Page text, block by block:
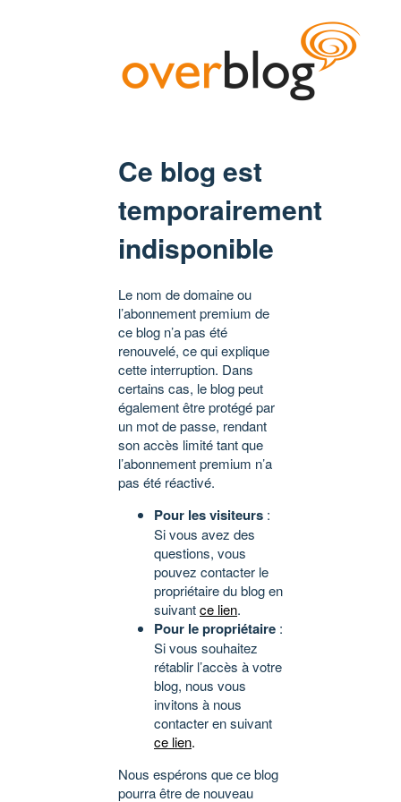
Ce blog est
temporairement
indisponible
Le nom de domaine ou
l’abonnement premium de
ce blog n’a pas été
renouvelé, ce qui explique
cette interruption. Dans
certains cas, le blog peut
également être protégé par
un mot de passe, rendant
son accès limité tant que
l’abonnement premium n’a
pas été réactivé.
Pour les visiteurs :
Si vous avez des
questions, vous
pouvez contacter le
propriétaire du blog en
suivantce lien.
Pour le propriétaire :
Si vous souhaitez
rétablir l’accès à votre
blog, nous vous
invitons à nous
contacter en suivant
ce lien.
Nous espérons que ce blog
pourra être de nouveau